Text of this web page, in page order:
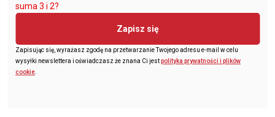
suma 3 i 2?
Zapisz się
Zapisując się, wyrażasz zgodę na przetwarzanie Twojego adresu e-mail w celu
wysyłki newslettera i oświadczasz że znana Ci jestpolityka prywatności i plików
cookie